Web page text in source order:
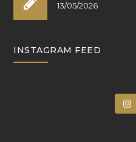
13/05/2026
INSTAGRAM FEED